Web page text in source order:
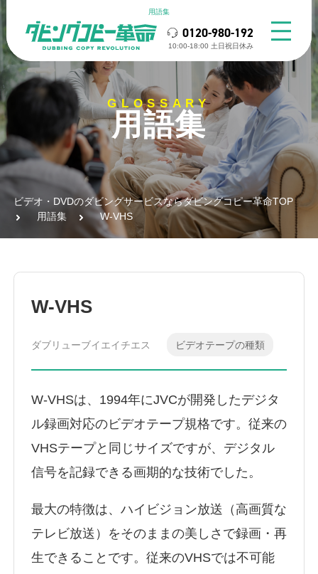
用語集
0120-980-192
10:00-18:00 ⼟⽇祝⽇休み
GLOSSARY
用語集
ビデオ・DVDのダビングサービスならダビングコピー革命TOP
用語集
W-VHS
W-VHS
ダブリューブイエイチエス ビデオテープの種類
W-VHSは、1994年にJVCが開発したデジタ
ル録画対応のビデオテープ規格です。従来の
VHSテープと同じサイズですが、デジタル
信号を記録できる画期的な技術でした。
最大の特徴は、ハイビジョン放送（高画質な
テレビ放送）をそのままの美しさで録画・再
生できることです。従来のVHSでは不可能